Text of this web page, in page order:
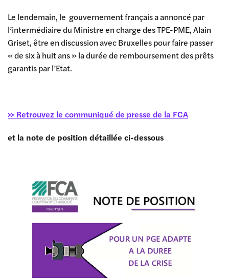
Le lendemain, le gouvernement français a annoncé par
l’intermédiaire du Ministre en charge des TPE-PME, Alain
Griset, être en discussion avec Bruxelles pour faire passer
« de six à huit ans » la durée de remboursement des prêts
garantis par l’Etat.
>> Retrouvez le communiqué de presse de la FCA
et la note de position détaillée ci-dessous